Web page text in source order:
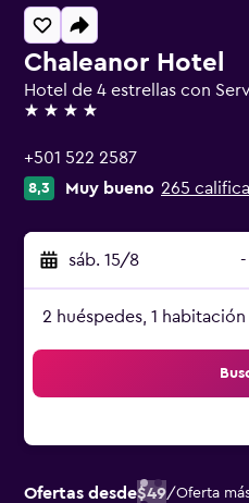
Chaleanor Hotel
Hotel de 4 estrellas con
4 estrellas
+501 522 2587
8,3 Muy bueno 265
sáb. 15/8 -
2 huéspedes, 1 habitación
Ofertas desde$49/Oferta